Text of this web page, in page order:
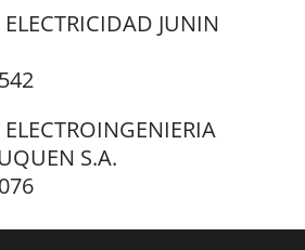
JUNIN
S.A.